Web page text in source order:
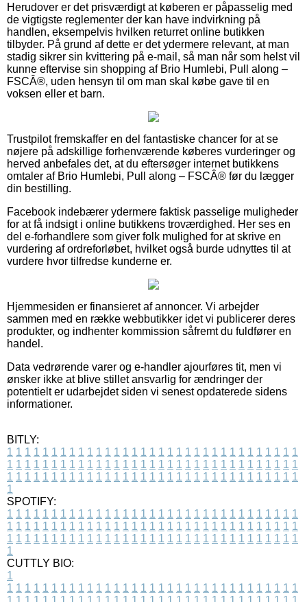
Herudover er det prisværdigt at køberen er påpasselig med
de vigtigste reglementer der kan have indvirkning på
handlen, eksempelvis hvilken returret online butikken
tilbyder. På grund af dette er det ydermere relevant, at man
stadig sikrer sin kvittering på e-mail, så man når som helst vil
kunne eftervise sin shopping af Brio Humlebi, Pull along –
FSCÂ®, uden hensyn til om man skal købe gave til en
voksen eller et barn.
Trustpilot fremskaffer en del fantastiske chancer for at se
nøjere på adskillige forhenværende køberes vurderinger og
herved anbefales det, at du eftersøger internet butikkens
omtaler af Brio Humlebi, Pull along – FSCÂ® før du lægger
din bestilling.
Facebook indebærer ydermere faktisk passelige muligheder
for at få indsigt i online butikkens troværdighed. Her ses en
del e-forhandlere som giver folk mulighed for at skrive en
vurdering af ordreforløbet, hvilket også burde udnyttes til at
vurdere hvor tilfredse kunderne er.
Hjemmesiden er finansieret af annoncer. Vi arbejder
sammen med en række webbutikker idet vi publicerer deres
produkter, og indhenter kommission såfremt du fuldfører en
handel.
Data vedrørende varer og e-handler ajourføres tit, men vi
ønsker ikke at blive stillet ansvarlig for ændringer der
potentielt er udarbejdet siden vi senest opdaterede sidens
informationer.
BITLY:
1 1 1 1 1 1 1 1 1 1 1 1 1 1 1 1 1 1 1 1 1 1 1 1 1 1 1 1 1 1 1 1 1
1 1 1 1 1 1 1 1 1 1 1 1 1 1 1 1 1 1 1 1 1 1 1 1 1 1 1 1 1 1 1 1 1
1 1 1 1 1 1 1 1 1 1 1 1 1 1 1 1 1 1 1 1 1 1 1 1 1 1 1 1 1 1 1 1 1
1
SPOTIFY:
1 1 1 1 1 1 1 1 1 1 1 1 1 1 1 1 1 1 1 1 1 1 1 1 1 1 1 1 1 1 1 1 1
1 1 1 1 1 1 1 1 1 1 1 1 1 1 1 1 1 1 1 1 1 1 1 1 1 1 1 1 1 1 1 1 1
1 1 1 1 1 1 1 1 1 1 1 1 1 1 1 1 1 1 1 1 1 1 1 1 1 1 1 1 1 1 1 1 1
1
CUTTLY BIO:
1
1 1 1 1 1 1 1 1 1 1 1 1 1 1 1 1 1 1 1 1 1 1 1 1 1 1 1 1 1 1 1 1 1